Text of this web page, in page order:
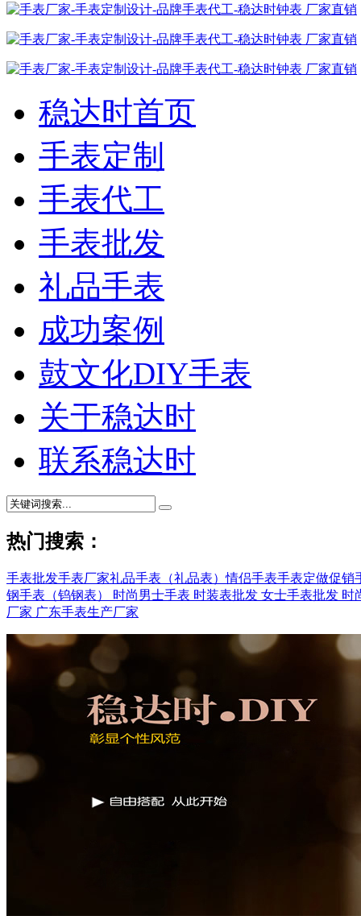
稳达时首页
手表定制
手表代工
手表批发
礼品手表
成功案例
鼓文化DIY手表
关于稳达时
联系稳达时
热门搜索：
手表批发手表厂家礼品手表（礼品表）情侣手表手表定做促销
钢手表（钨钢表）
时尚男士手表 时装表批发 女士手表批发 时
厂家 广东手表生产厂家